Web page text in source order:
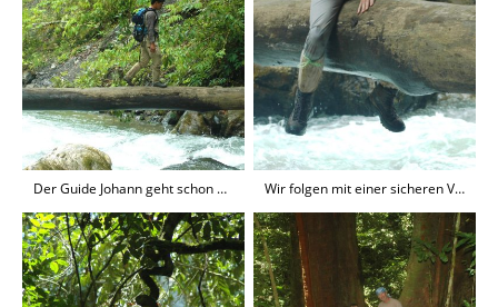
Der Guide Johann geht schon mal ganz cool voran.... Wir folgen mit einer sicheren Variante :-)